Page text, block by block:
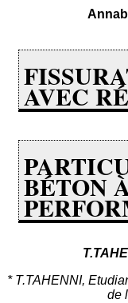
AVEC
BÉTON
* T.TAHENNI,
de